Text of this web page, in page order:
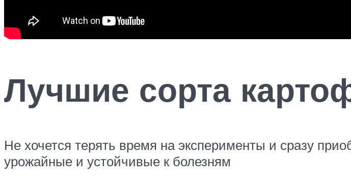
Лучшие сорта
Не хочется терять время на эксперименты и сразу
урожайные и устойчивые к болезням